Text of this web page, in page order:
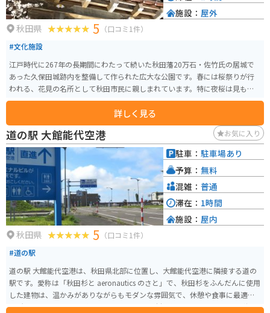
秋田県 5 （口コミ1件）
#文化施設
江戸時代に267年の長期間にわたって続いた秋田藩20万石・佐竹氏の居城で
あった久保田城跡内を整備して作られた広大な公園です。春には桜祭りが行
われる、花見の名所として秋田市民に親しまれています。特に夜桜は見もの
です。
詳しく見る
施設： 屋外
道の駅 大館能代空港 お気に入り
秋田県 5 （口コミ1件）
#道の駅
道の駅 大館能代空港は、秋田県北部に位置し、大館能代空港に隣接する道の
駅です。愛称は「秋田杉と aeronautics のさと」で、秋田杉をふんだんに使用
した建物は、温かみがありながらもモダンな雰囲気で、休憩や食事に最適な
場所となっています。 道の駅には、地元の食材を使ったレストランや、秋田
駐車： 駐車場あり
予算： 無料
混雑： 普通
滞在： 1時間
施設： 屋内